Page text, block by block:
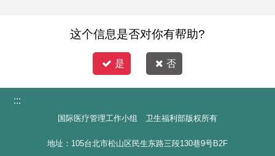
这个信息是否对你有帮助?
是 否
:::
国际医疗管理工作小组 卫生福利部版权所有
地址：105台北市松山区民生东路三段130巷9号B2F